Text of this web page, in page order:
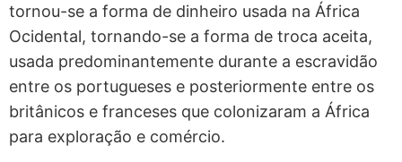
tornou-se a forma de dinheiro usada na África
Ocidental, tornando-se a forma de troca aceita,
usada predominantemente durante a escravidão
entre os portugueses e posteriormente entre os
britânicos e franceses que colonizaram a África
para exploração e comércio.